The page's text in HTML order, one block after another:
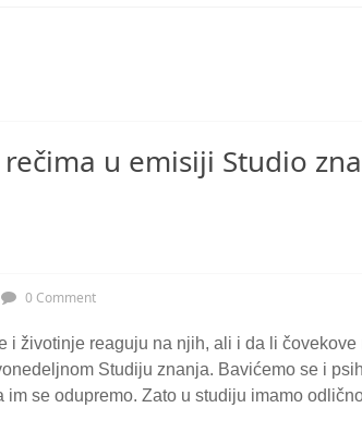
u emisiji Studio
0 Comment
i životinje reaguju na njih, ali i da li čovekove
Studiju znanja. Bavićemo se i
se odupremo. Zato u studiju imamo